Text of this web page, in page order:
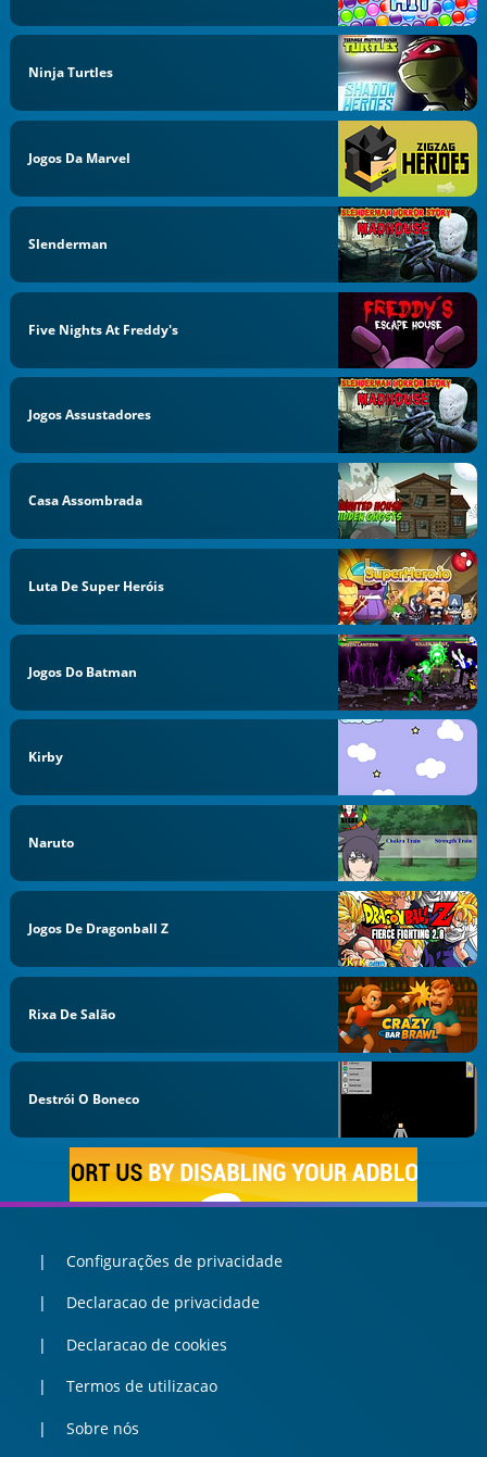
Ninja Turtles
Jogos Da Marvel
Slenderman
Five Nights At Freddy's
Jogos Assustadores
Casa Assombrada
Luta De Super Heróis
Jogos Do Batman
Kirby
Naruto
Jogos De Dragonball Z
Rixa De Salão
Destrói O Boneco
Configurações de privacidade
Declaracao de privacidade
Declaracao de cookies
Termos de utilizacao
Sobre nós